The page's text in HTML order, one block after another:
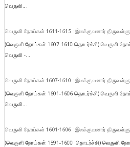
வெருளி...
வெருளி நோய்கள் 1611-1615 : இலக்குவனார்
(வெருளி நோய்கள் 1607-1610 தொடர்ச்சி) வெருளி
வெருளி -...
வெருளி நோய்கள் 1607-1610 : இலக்குவனார்
(வெருளி நோய்கள் 1601-1606 தொடர்ச்சி) வெருளி
வெருளி...
வெருளி நோய்கள் 1601-1606 : இலக்குவனார்
(வெருளி நோய்கள் 1591-1600 :தொடர்ச்சி) வெருளி